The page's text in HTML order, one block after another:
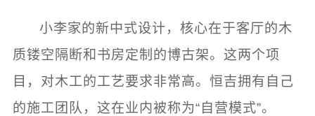
小李家的新中式设计，核心在于客厅的木
质镂空隔断和书房定制的博古架。这两个项
目，对木工的工艺要求非常高。恒吉拥有自己
的施工团队，这在业内被称为“自营模式”。